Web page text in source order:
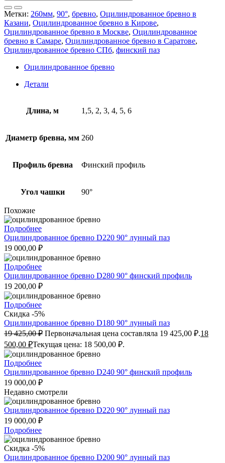
Метки: 260мм, 90°, бревно, Оцилиндрованное бревно в
Казани, Оцилиндрованное бревно в Кирове,
Оцилиндрованное бревно в Москве, Оцилиндрованное
бревно в Самаре, Оцилиндрованное бревно в Саратове,
Оцилиндрованное бревно СПб, финский паз
Оцилиндрованное бревно
Детали
Длина, м 1,5, 2, 3, 4, 5, 6
Диаметр бревна, мм 260
Профиль бревна Финский профиль
Угол чашки 90°
Похожие
Подробнее
Оцилиндрованное бревно D220 90° лунный паз
19 000,00 ₽
Подробнее
Оцилиндрованное бревно D280 90° финский профиль
19 200,00 ₽
Подробнее
Скидка -5%
Оцилиндрованное бревно D180 90° лунный паз
19 425,00₽ Первоначальная цена составляла 19 425,00 ₽.18
500,00 ₽Текущая цена: 18 500,00 ₽.
Подробнее
Оцилиндрованное бревно D240 90° финский профиль
19 000,00 ₽
Недавно смотрели
Оцилиндрованное бревно D220 90° лунный паз
19 000,00 ₽
Подробнее
Скидка -5%
Оцилиндрованное бревно D200 90° лунный паз